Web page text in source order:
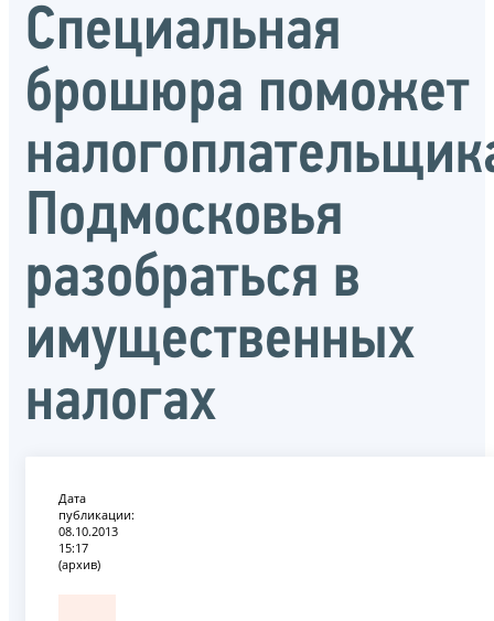
Специальная
брошюра поможет
Подмосковья
разобраться в
имущественных
налогах
Дата
публикации:
08.10.2013
15:17
(архив)